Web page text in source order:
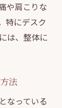
や肩こりな
特にデスク
は、整体に
法
なっている